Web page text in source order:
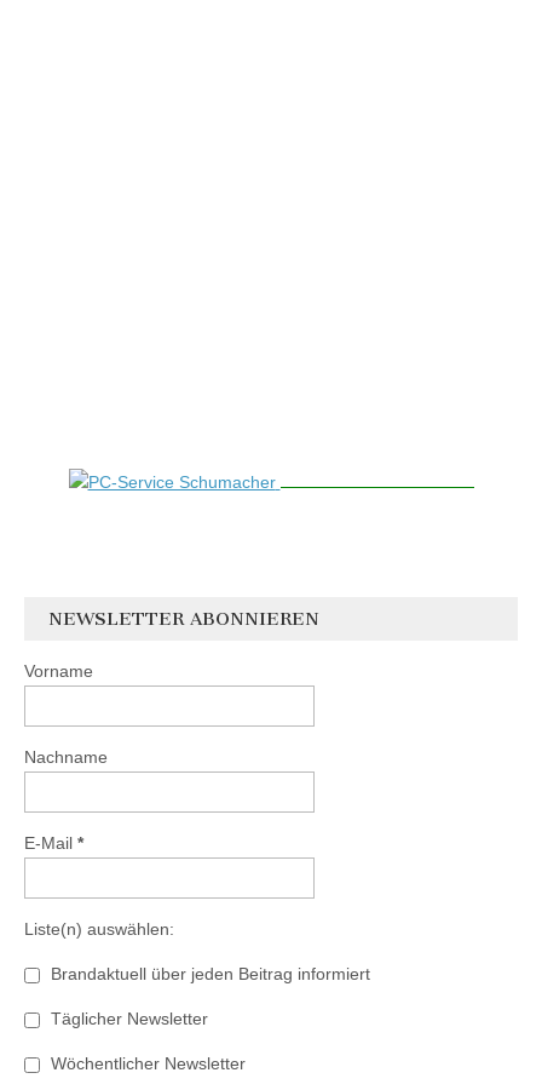
NEWSLETTER ABONNIEREN
Vorname
Nachname
E-Mail *
Liste(n) auswählen:
Brandaktuell über jeden Beitrag informiert
Täglicher Newsletter
Wöchentlicher Newsletter